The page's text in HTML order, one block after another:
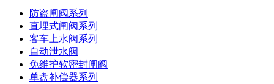
防盗闸阀系列
直埋式闸阀系列
客车上水阀系列
自动泄水阀
免维护软密封闸阀
单盘补偿器系列